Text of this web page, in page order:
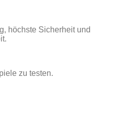
höchste Sicherheit und
zu testen.